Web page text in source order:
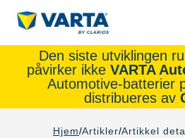
Den siste utviklingen
påvirker ikke VARTA
Automotive-batterier
distribueres av
Hjem Artikler Artikkel